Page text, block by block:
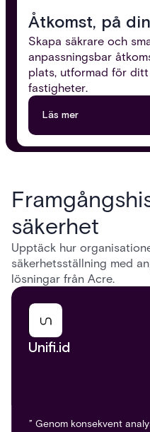
Åtkomst, på
Skapa säkrare och
anpassningsbar
plats, utformad för
fastigheter.
Läs mer
säkerhet
Upptäck hur
säkerhetsställning med
lösningar från Acre.
Unifi.id
” Genom konsekvent
Pinterest